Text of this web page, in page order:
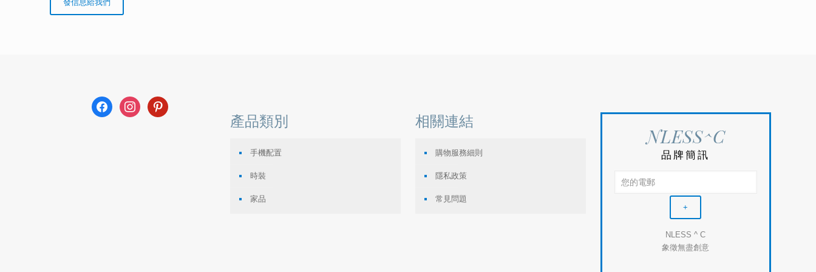
facebookinstagrampinterest
產品類別
手機配置
時裝
家品
相關連結
購物服務細則
隱私政策
常見問題
NLESS^C
品牌簡訊
NLESS ^ C
象徵無盡創意